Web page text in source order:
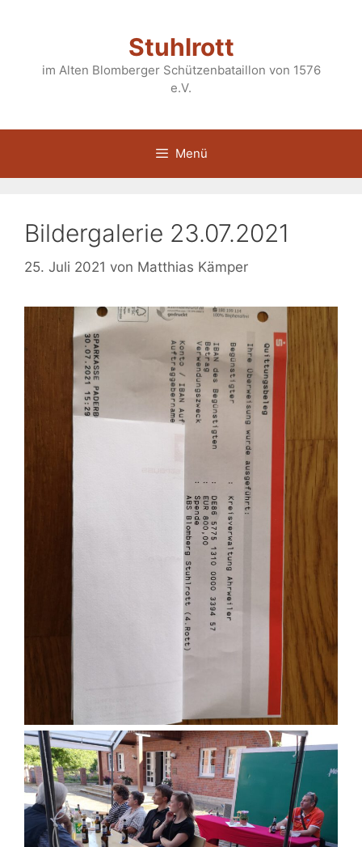
Stuhlrott
im Alten Blomberger Schützenbataillon von 1576
e.V.
Menü
Bildergalerie 23.07.2021
25. Juli 2021 von Matthias Kämper